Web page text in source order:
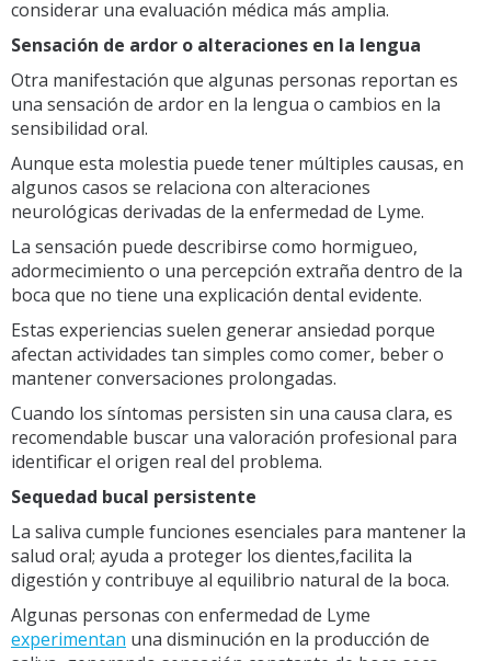
considerar una evaluación médica más amplia.
Sensación de ardor o alteraciones en la lengua
Otra manifestación que algunas personas reportan es
una sensación de ardor en la lengua o cambios en la
sensibilidad oral.
Aunque esta molestia puede tener múltiples causas, en
algunos casos se relaciona con alteraciones
neurológicas derivadas de la enfermedad de Lyme.
La sensación puede describirse como hormigueo,
adormecimiento o una percepción extraña dentro de la
boca que no tiene una explicación dental evidente.
Estas experiencias suelen generar ansiedad porque
afectan actividades tan simples como comer, beber o
mantener conversaciones prolongadas.
Cuando los síntomas persisten sin una causa clara, es
recomendable buscar una valoración profesional para
identificar el origen real del problema.
Sequedad bucal persistente
La saliva cumple funciones esenciales para mantener la
salud oral; ayuda a proteger los dientes,facilita la
digestión y contribuye al equilibrio natural de la boca.
Algunas personas con enfermedad de Lyme
experimentan una disminución en la producción de